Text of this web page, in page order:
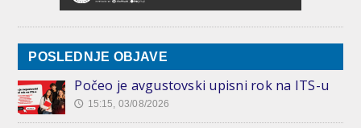
POSLEDNJE OBJAVE
Počeo je avgustovski upisni rok na ITS-u
🕔 15:15, 03/08/2026